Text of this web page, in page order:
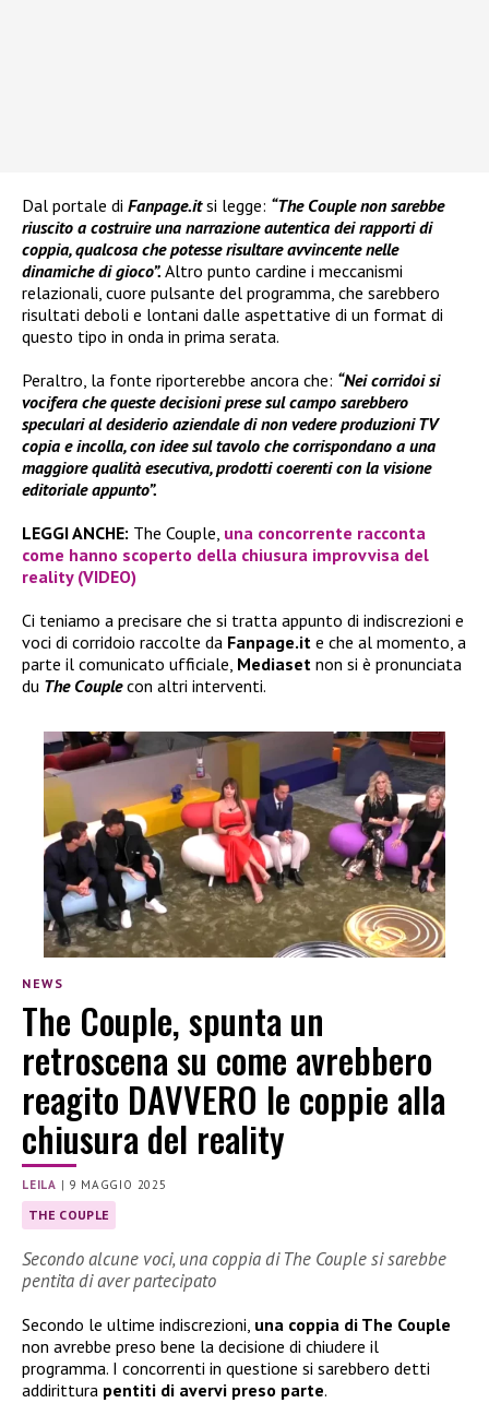
Dal portale di Fanpage.itsi legge: “The Couple non sarebbe
riuscito a costruire una narrazione autentica dei rapporti di
coppia, qualcosa che potesse risultare avvincente nelle
dinamiche di gioco”. Altro punto cardine i meccanismi
relazionali, cuore pulsante del programma, che sarebbero
risultati deboli e lontani dalle aspettative di un format di
questo tipo in onda in prima serata.
Peraltro, la fonte riporterebbe ancora che: “Nei corridoi si
vocifera che queste decisioni prese sul campo sarebbero
speculari al desiderio aziendale di non vedere produzioni TV
copia e incolla, con idee sul tavolo che corrispondano a una
maggiore qualità esecutiva, prodotti coerenti con la visione
editoriale appunto”.
LEGGI ANCHE: The Couple, una concorrente racconta
come hanno scoperto della chiusura improvvisa del
reality (VIDEO)
Ci teniamo a precisare che si tratta appunto di indiscrezioni e
voci di corridoio raccolte da Fanpage.it e che al momento, a
parte il comunicato ufficiale, Mediaset non si è pronunciata
du The Couplecon altri interventi.
NEWS
The Couple, spunta un
retroscena su come avrebbero
reagito DAVVERO le coppie alla
chiusura del reality
LEILA | 9 MAGGIO 2025
THE COUPLE
Secondo alcune voci, una coppia di The Couple si sarebbe
pentita di aver partecipato
Secondo le ultime indiscrezioni, una coppia di The Couple
non avrebbe preso bene la decisione di chiudere il
programma. I concorrenti in questione si sarebbero detti
addirittura pentiti di avervi preso parte.